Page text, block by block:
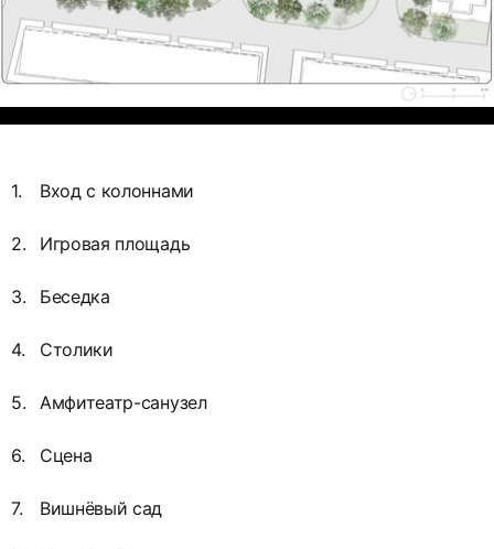
Вход с колоннами
Игровая площадь
Беседка
Столики
Амфитеатр-санузел
Сцена
Вишнёвый сад